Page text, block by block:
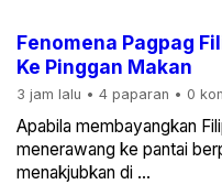
Fenomena Pagpag
Ke Pinggan Makan
3 jam lalu • 4 paparan • 0
Apabila membayangkan
menerawang ke pantai
menakjubkan di ...